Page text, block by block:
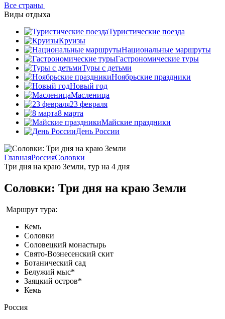
Все страны
Виды отдыха
Туристические поезда
Круизы
Национальные маршруты
Гастрономические туры
Туры с детьми
Ноябрьские праздники
Новый год
Масленица
23 февраля
8 марта
Майские праздники
День России
ГлавнаяРоссияСоловки
Три дня на краю Земли, тур на 4 дня
Соловки: Три дня на краю Земли
Маршрут тура:
Кемь
Соловки
Соловецкий монастырь
Свято-Вознесенский скит
Ботанический сад
Белужий мыс*
Заяцкий остров*
Кемь
Россия